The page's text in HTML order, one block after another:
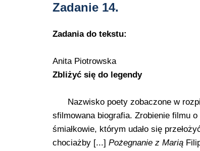
Zadanie 14.
Zadania do tekstu:
Anita Piotrowska
Zbliżyć się do legendy
Nazwisko poety zobaczone w
sfilmowana biografia. Zrobienie filmu
śmiałkowie, którym udało się
chociażby [...] Pożegnanie z Marią